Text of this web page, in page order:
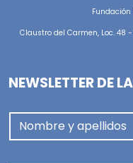
Claustro del Carmen, Loc. 48
NEWSLETTER DE
Nombre y apellidos